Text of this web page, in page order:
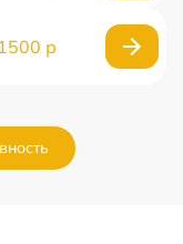
1500 р